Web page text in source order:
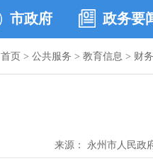
市政府 政务要
首页 > 公共服务 > 教育信息 > 财
来源： 永州市人民政